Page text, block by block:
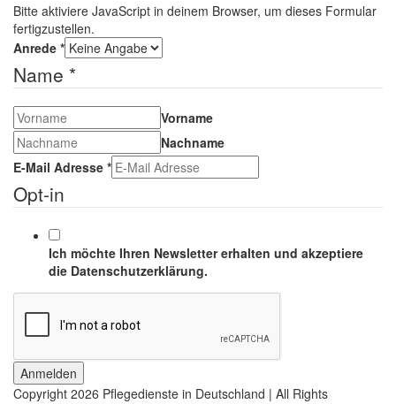
Bitte aktiviere JavaScript in deinem Browser, um dieses Formular
fertigzustellen.
Anrede *
Name *
Vorname
Nachname
E-Mail Adresse *
Opt-in
Ich möchte Ihren Newsletter erhalten und akzeptiere
die Datenschutzerklärung.
Anmelden
Copyright 2026 Pflegedienste in Deutschland | All Rights